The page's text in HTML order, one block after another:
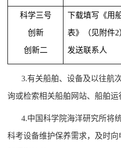
科学三号
创新
创新二
下载填写《用
表》（见附件2
发送联系人
3.有关船舶、设备及以往航
询或检索相关船舶网站、船舶运
4.中国科学院海洋研究所将
科考设备维护保养需求，及时向